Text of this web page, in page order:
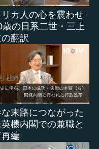
りよく過ごしていた
...
カ人の心を震わせ
歳の日系二世・三上
翻訳
末路につながった
機内閣での兼職と
編